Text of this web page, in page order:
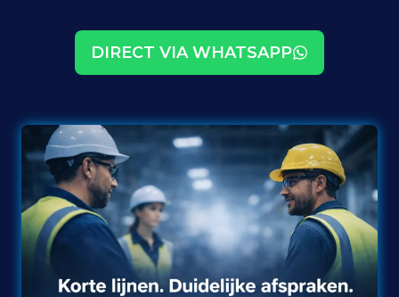
DIRECT VIA WHATSAPP